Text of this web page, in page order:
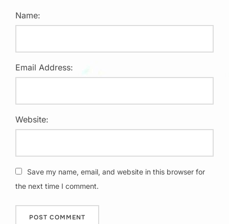
Name:
Email Address:
Website:
Save my name, email, and website in this browser for
the next time I comment.